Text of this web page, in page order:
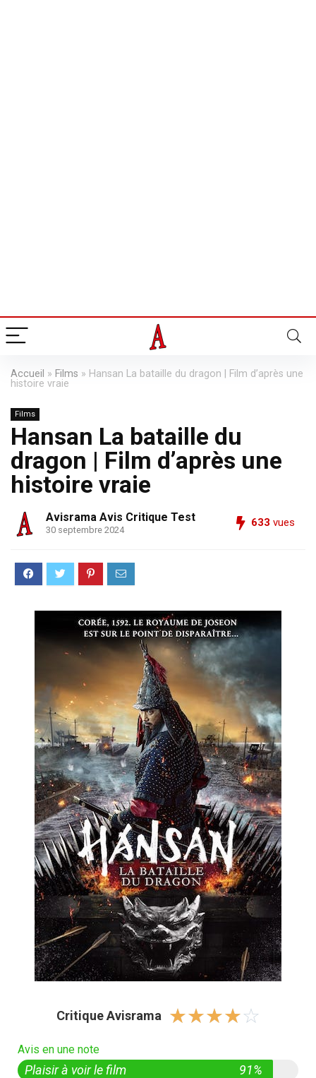
Accueil » Films » Hansan La bataille du dragon | Film d’après une
histoire vraie
Films
Hansan La bataille du
dragon | Film d’après une
histoire vraie
Avisrama Avis Critique Test
30 septembre 2024
633 vues
Critique Avisrama ☆☆☆☆☆
Avis en une note
Plaisir à voir le film 91%